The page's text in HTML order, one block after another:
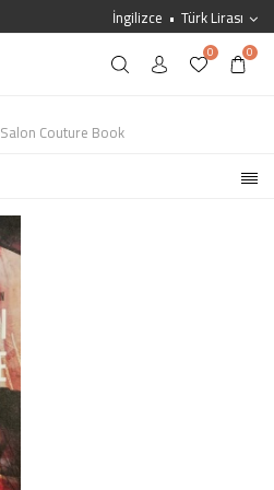
İngilizce Türk Lirası
0 0
Salon Couture Book